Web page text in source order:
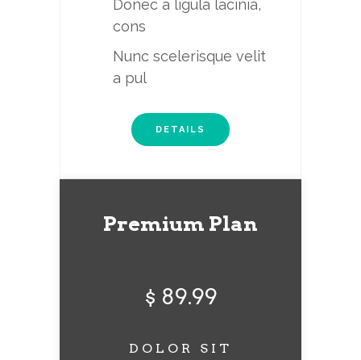
Donec a ligula lacinia,
cons
Nunc scelerisque velit
a pul
DETAILS
Premium Plan
$ 89.99
DOLOR SIT